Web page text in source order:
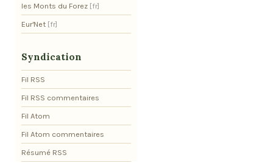
les Monts du Forez
Eur'Net
Syndication
Fil RSS
Fil RSS commentaires
Fil Atom
Fil Atom commentaires
Résumé RSS